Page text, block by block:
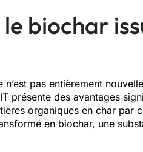
biochar
pas entièrement
présente des avantages
organiques en char par
en biochar, une